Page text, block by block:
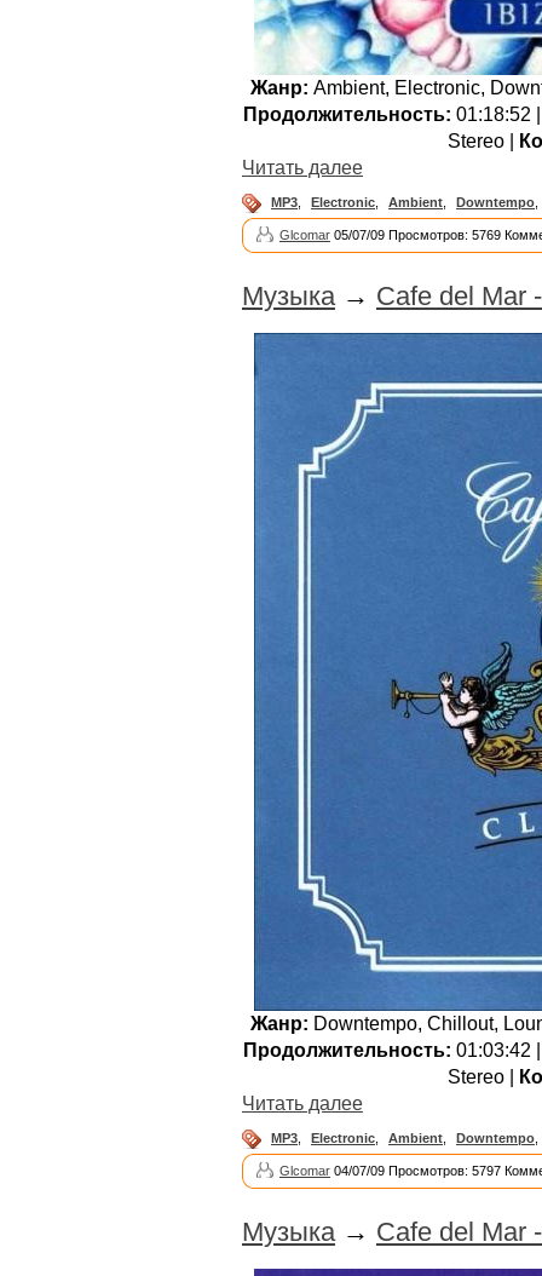
Жанр: Ambient, Electronic,
Продолжительность: 01:18:52
Stereo |
Читать далее
MP3 Electronic Ambient Downtempo
Glcomar 05/07/09 Просмотров: 5769
Музыка → Cafe del Mar
Жанр: Downtempo, Chillout,
Продолжительность: 01:03:42
Stereo |
Читать далее
MP3 Electronic Ambient Downtempo
Glcomar 04/07/09 Просмотров: 5797
Музыка→ Cafe del Mar